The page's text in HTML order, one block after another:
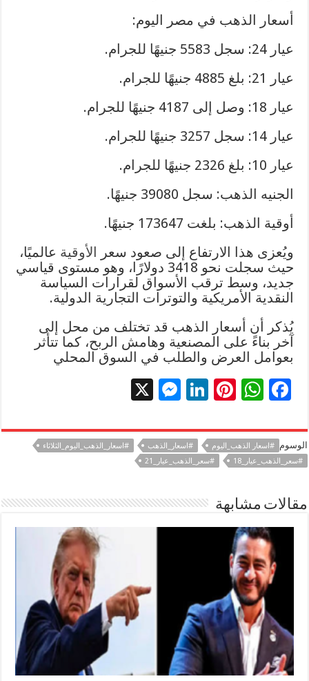
أسعار الذهب في مصر اليوم:
عيار 24: سجل 5583 جنيهًا للجرام.
عيار 21: بلغ 4885 جنيهًا للجرام.
عيار 18: وصل إلى 4187 جنيهًا للجرام.
عيار 14: سجل 3257 جنيهًا للجرام.
عيار 10: بلغ 2326 جنيهًا للجرام.
الجنيه الذهب: سجل 39080 جنيهًا.
أوقية الذهب: بلغت 173647 جنيهًا.
ويُعزى هذا الارتفاع إلى صعود سعر الأوقية عالميًا،
حيث سجلت نحو 3418 دولارًا، وهو مستوى قياسي
جديد، وسط ترقب الأسواق لقرارات السياسة
النقدية الأمريكية والتوترات التجارية الدولية.
يُذكر أن أسعار الذهب قد تختلف من محل إلى
آخر بناءً على المصنعية وهامش الربح، كما تتأثر
بعوامل العرض والطلب في السوق المحلي
F
e
b
o
k
W
at
sA
p
Pi
er
es
Li
k
e
n
M
se
n
er
الوسوم #اسعار الذهب_اليوم #اسعار_الذهب
#اسعار_الذهب_اليوم_الثلاثاء
#سعر_الذهب_عيار_18
#سعر_الذهب_عيار_21
مقالات مشابهة